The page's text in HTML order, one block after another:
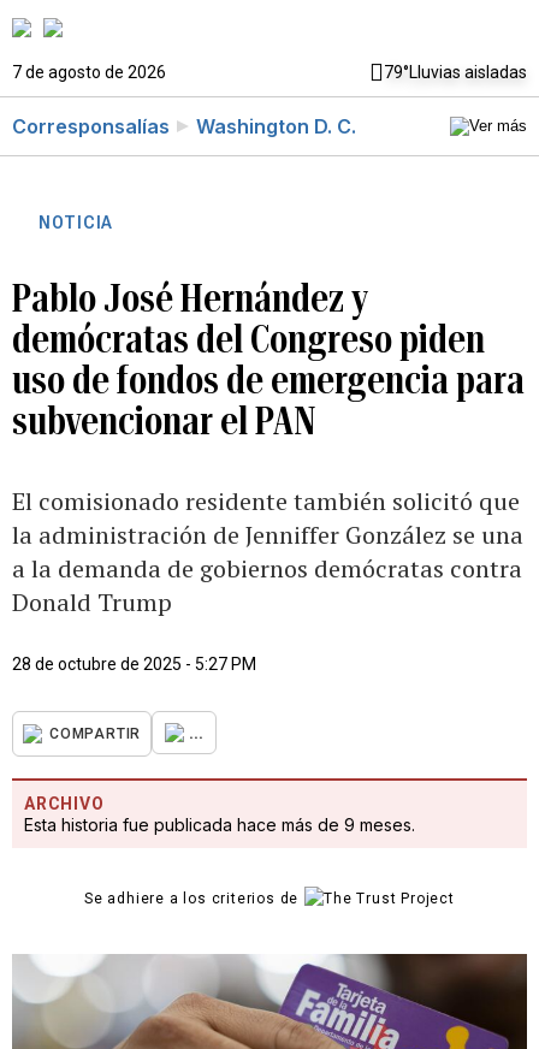
7 de agosto de 2026 79°Lluvias aisladas
Corresponsalías Washington D. C.
NOTICIA
Pablo José Hernández y
demócratas del Congreso piden
uso de fondos de emergencia para
subvencionar el PAN
El comisionado residente también solicitó que
la administración de Jenniffer González se una
a la demanda de gobiernos demócratas contra
Donald Trump
28 de octubre de 2025 - 5:27 PM
COMPARTIR ...
ARCHIVO
Esta historia fue publicada hace más de 9 meses.
Se adhiere a los criterios de